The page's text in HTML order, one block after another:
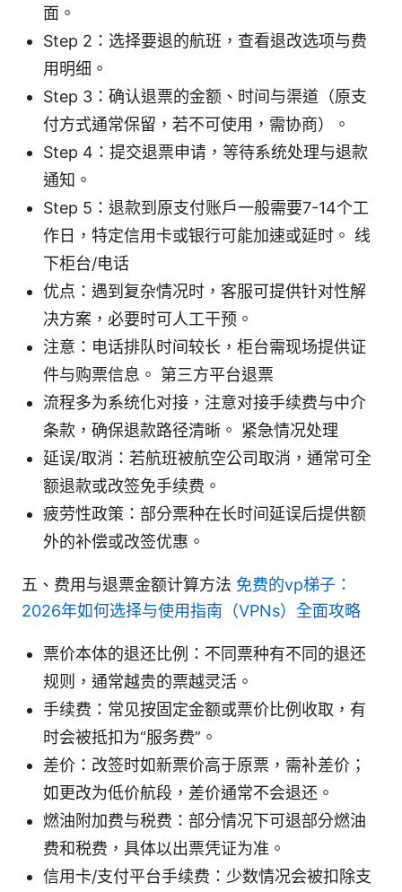
面。
Step 2：选择要退的航班，查看退改选项与费
用明细。
Step 3：确认退票的金额、时间与渠道（原支
付方式通常保留，若不可使用，需协商）。
Step 4：提交退票申请，等待系统处理与退款
通知。
Step 5：退款到原支付账户一般需要7-14个工
作日，特定信用卡或银行可能加速或延时。 线
下柜台/电话
优点：遇到复杂情况时，客服可提供针对性解
决方案，必要时可人工干预。
注意：电话排队时间较长，柜台需现场提供证
件与购票信息。 第三方平台退票
流程多为系统化对接，注意对接手续费与中介
条款，确保退款路径清晰。 紧急情况处理
延误/取消：若航班被航空公司取消，通常可全
额退款或改签免手续费。
疲劳性政策：部分票种在长时间延误后提供额
外的补偿或改签优惠。
五、费用与退票金额计算方法 免费的vp梯子：
2026年如何选择与使用指南（VPNs）全面攻略
票价本体的退还比例：不同票种有不同的退还
规则，通常越贵的票越灵活。
手续费：常见按固定金额或票价比例收取，有
时会被抵扣为“服务费”。
差价：改签时如新票价高于原票，需补差价；
如更改为低价航段，差价通常不会退还。
燃油附加费与税费：部分情况下可退部分燃油
费和税费，具体以出票凭证为准。
信用卡/支付平台手续费：少数情况会被扣除支